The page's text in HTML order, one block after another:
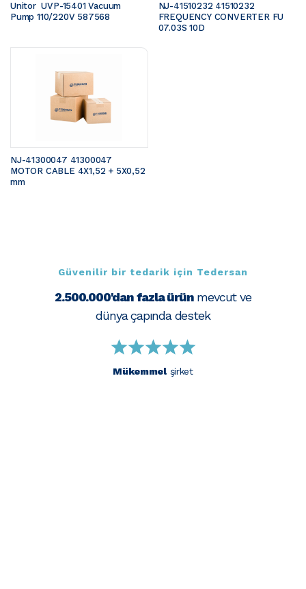
Unitor  UVP-15401 Vacuum
Pump 110/220V 587568
NJ-41510232 41510232
FREQUENCY CONVERTER FU
07.03S 10D
NJ-41300047 41300047
MOTOR CABLE 4X1,52 + 5X0,52
mm
Güvenilir bir tedarik için Tedersan
2.500.000'dan fazla ürünmevcut ve
dünya çapında destek
Mükemmelşirket